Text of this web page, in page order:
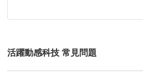
活躍動感科技 常見問題